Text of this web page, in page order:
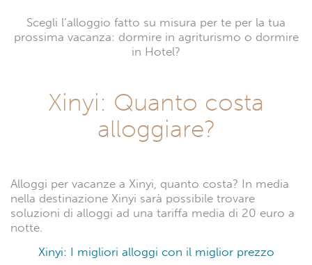
Scegli l’alloggio fatto su misura per te per la tua
prossima vacanza: dormire in agriturismo o dormire
in Hotel?
Xinyi: Quanto costa
alloggiare?
Alloggi per vacanze a Xinyi, quanto costa? In media
nella destinazione Xinyi sarà possibile trovare
soluzioni di alloggi ad una tariffa media di 20 euro a
notte.
Xinyi: I migliori alloggi con il miglior prezzo